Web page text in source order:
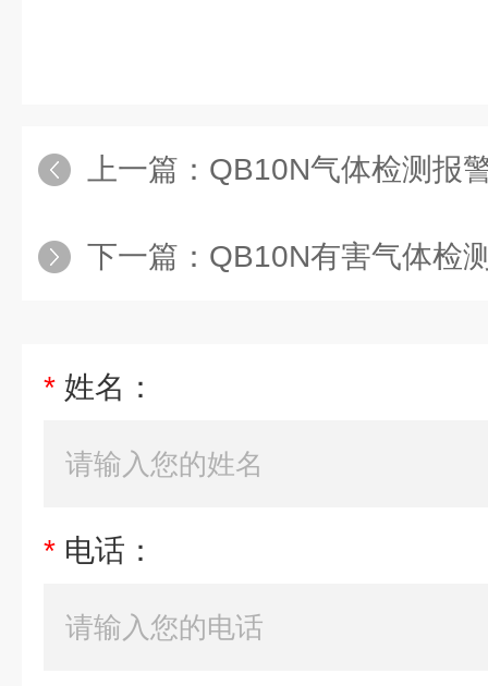
上一篇： QB10N气体检测报警器
下一篇： QB10N有害气体检
* 姓名：
* 电话：